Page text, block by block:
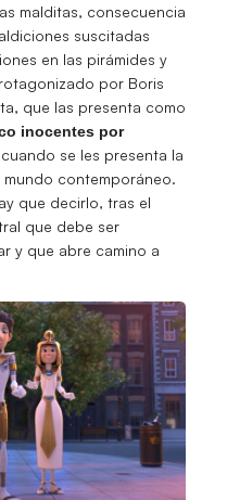
malditas, consecuencia
suscitadas
en las pirámides y
por Boris
que las presenta como
inocentes por
cuando se les presenta la
contemporáneo.
que decirlo, tras el
que debe ser
y que abre camino a